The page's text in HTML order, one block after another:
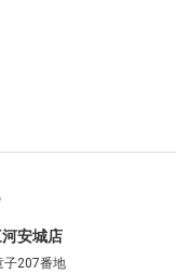
安城店
子207番地